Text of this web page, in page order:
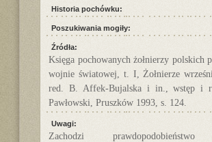
Historia pochówku:
Poszukiwania mogiły:
Źródła:
Księga pochowanych żołnierzy polskich
wojnie światowej, t. I, Żołnierze
red. B. Affek-Bujalska i in., wstęp i
Pawłowski, Pruszków 1993, s. 124.
Uwagi:
Zachodzi prawdopodobieństwo